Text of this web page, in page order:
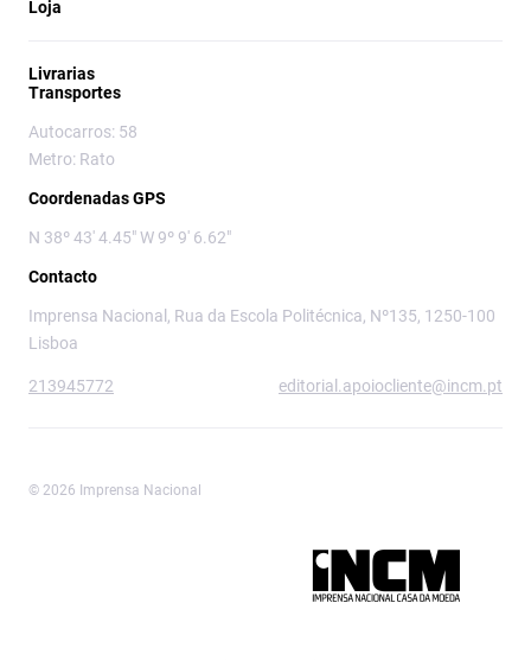
Loja
Livrarias
Transportes
Autocarros: 58
Metro: Rato
Coordenadas GPS
N 38º 43' 4.45" W 9º 9' 6.62"
Contacto
Imprensa Nacional, Rua da Escola Politécnica, Nº135, 1250-100
Lisboa
213945772 editorial.apoiocliente@incm.pt
© 2026 Imprensa Nacional